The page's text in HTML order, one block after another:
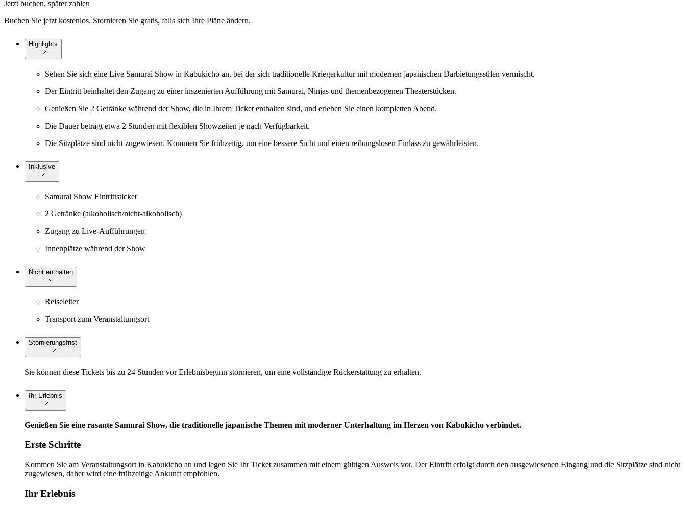
Jetzt buchen, später zahlen
Buchen Sie jetzt kostenlos. Stornieren Sie gratis, falls sich Ihre Pläne ändern.
Highlights
Sehen Sie sich eine Live Samurai Show in Kabukicho an, bei der sich traditionelle Kriegerkultur mit modernen japanischen Darbietungsstilen vermischt.
Der Eintritt beinhaltet den Zugang zu einer inszenierten Aufführung mit Samurai, Ninjas und themenbezogenen Theaterstücken.
Genießen Sie 2 Getränke während der Show, die in Ihrem Ticket enthalten sind, und erleben Sie einen kompletten Abend.
Die Dauer beträgt etwa 2 Stunden mit flexiblen Showzeiten je nach Verfügbarkeit.
Die Sitzplätze sind nicht zugewiesen. Kommen Sie frühzeitig, um eine bessere Sicht und einen reibungslosen Einlass zu gewährleisten.
Inklusive
Samurai Show Eintrittsticket
2 Getränke (alkoholisch/nicht-alkoholisch)
Zugang zu Live-Aufführungen
Innenplätze während der Show
Nicht enthalten
Reiseleiter
Transport zum Veranstaltungsort
Stornierungsfrist
Sie können diese Tickets bis zu 24 Stunden vor Erlebnisbeginn stornieren, um eine vollständige Rückerstattung zu erhalten.
Ihr Erlebnis
Genießen Sie eine rasante Samurai Show, die traditionelle japanische Themen mit moderner Unterhaltung im Herzen von Kabukicho verbindet.
Erste Schritte
Kommen Sie am Veranstaltungsort in Kabukicho an und legen Sie Ihr Ticket zusammen mit einem gültigen Ausweis vor. Der Eintritt erfolgt durch den ausgewiesenen Eingang und die Sitzplätze sind nicht
zugewiesen, daher wird eine frühzeitige Ankunft empfohlen.
Ihr Erlebnis